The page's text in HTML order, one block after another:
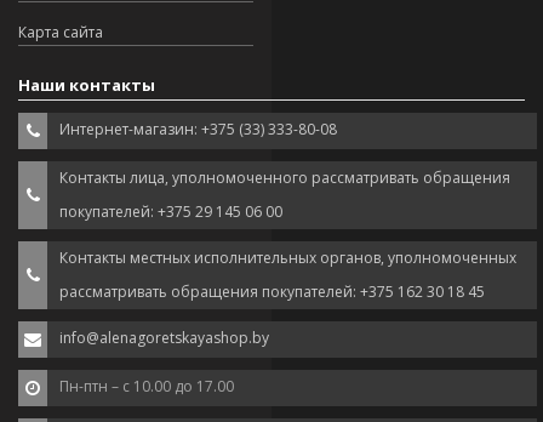
Карта сайта
Наши контакты
Интернет-магазин: +375 (33) 333-80-08
Контакты лица, уполномоченного рассматривать обращения
покупателей: +375 29 145 06 00
Контакты местных исполнительных органов, уполномоченных
рассматривать обращения покупателей: +375 162 30 18 45
info@alenagoretskayashop.by
Пн-птн – с 10.00 до 17.00